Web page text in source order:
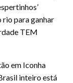
rio para ganhar
TEM
em Iconha
inteiro está